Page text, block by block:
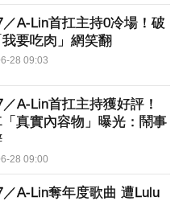
／A-Lin首扛主持0冷場！破
要吃肉」網笑翻
28 09:03
A-Lin首扛主持獲好評！
真實內容物」曝光：鬧事
28 09:00
／A-Lin奪年度歌曲 遭Lulu